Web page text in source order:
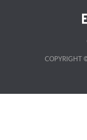
COPYRIGHT